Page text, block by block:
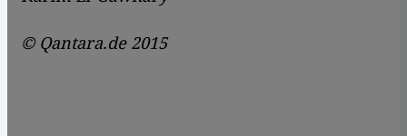
© Qantara.de 2015